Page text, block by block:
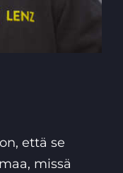
että se
missä